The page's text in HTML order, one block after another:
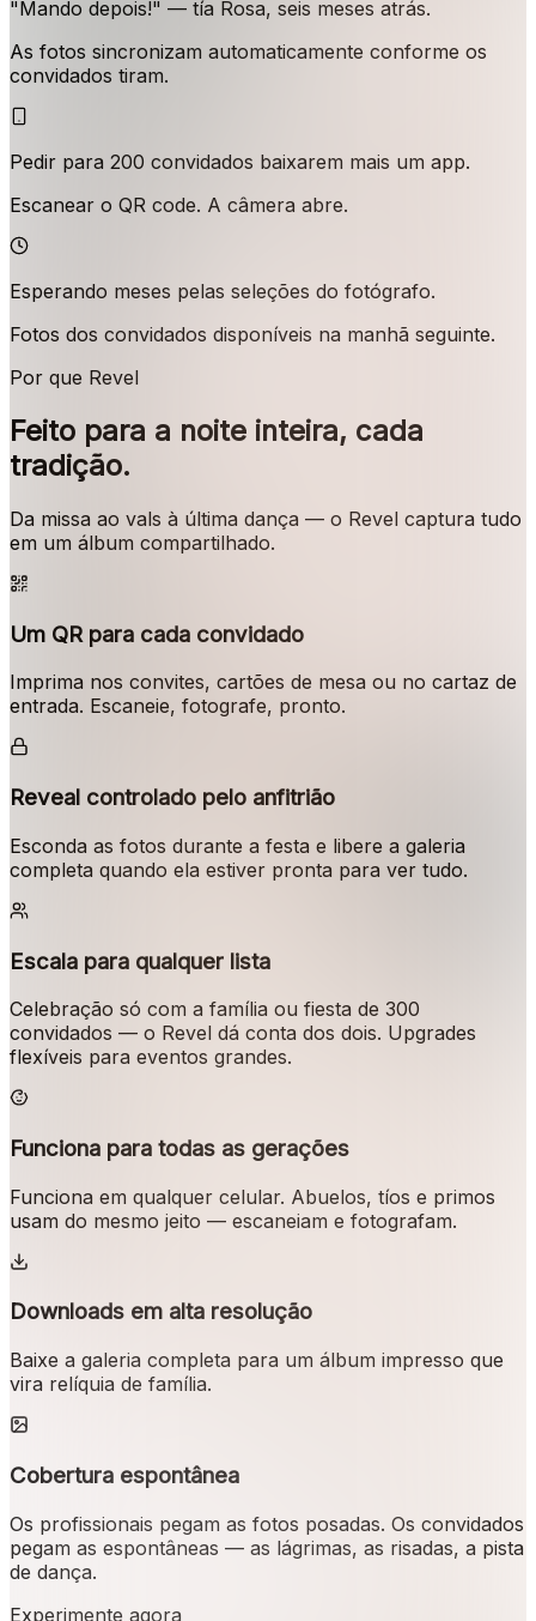
"Mando depois!" — tía Rosa, seis meses atrás.
As fotos sincronizam automaticamente conforme os
convidados tiram.
Pedir para 200 convidados baixarem mais um app.
Escanear o QR code. A câmera abre.
Esperando meses pelas seleções do fotógrafo.
Fotos dos convidados disponíveis na manhã seguinte.
Por que Revel
Feito para a noite inteira, cada
tradição.
Da missa ao vals à última dança — o Revel captura tudo
em um álbum compartilhado.
Um QR para cada convidado
Imprima nos convites, cartões de mesa ou no cartaz de
entrada. Escaneie, fotografe, pronto.
Reveal controlado pelo anfitrião
Esconda as fotos durante a festa e libere a galeria
completa quando ela estiver pronta para ver tudo.
Escala para qualquer lista
Celebração só com a família ou fiesta de 300
convidados — o Revel dá conta dos dois. Upgrades
flexíveis para eventos grandes.
Funciona para todas as gerações
Funciona em qualquer celular. Abuelos, tíos e primos
usam do mesmo jeito — escaneiam e fotografam.
Downloads em alta resolução
Baixe a galeria completa para um álbum impresso que
vira relíquia de família.
Cobertura espontânea
Os profissionais pegam as fotos posadas. Os convidados
pegam as espontâneas — as lágrimas, as risadas, a pista
de dança.
Experimente agora